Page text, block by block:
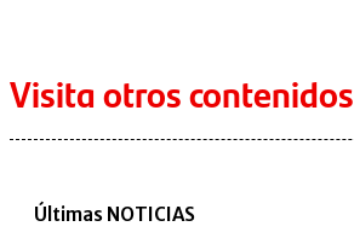
Visita otros contenidos
Últimas NOTICIAS